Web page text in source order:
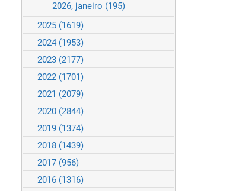
2026, janeiro (195)
2025 (1619)
2024 (1953)
2023 (2177)
2022 (1701)
2021 (2079)
2020 (2844)
2019 (1374)
2018 (1439)
2017 (956)
2016 (1316)